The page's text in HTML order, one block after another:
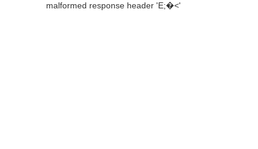
malformed response header ' E;�<'